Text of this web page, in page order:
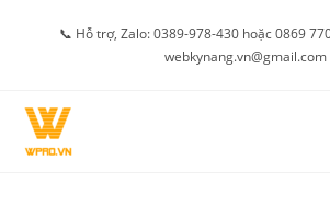
📞 Hỗ trợ, Zalo: 0389-978-430 hoặc 0869
webkynang.vn@gmail.com